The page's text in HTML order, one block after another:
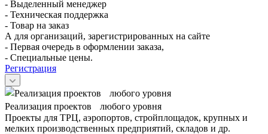
- Выделенный менеджер
- Техническая поддержка
- Товар на заказ
А для организаций, зарегистрированных на сайте
- Первая очередь в оформлении заказа,
- Специальные цены.
Регистрация
Реализация проектов любого уровня
Проекты для ТРЦ, аэропортов, стройплощадок, крупных и
мелких производственных предприятий, складов и др.